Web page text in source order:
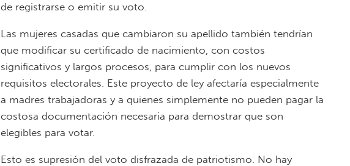
de registrarse o emitir su voto.
Las mujeres casadas que cambiaron su apellido también tendrían
que modificar su certificado de nacimiento, con costos
significativos y largos procesos, para cumplir con los nuevos
requisitos electorales. Este proyecto de ley afectaría especialmente
a madres trabajadoras y a quienes simplemente no pueden pagar la
costosa documentación necesaria para demostrar que son
elegibles para votar.
Esto es supresión del voto disfrazada de patriotismo. No hay